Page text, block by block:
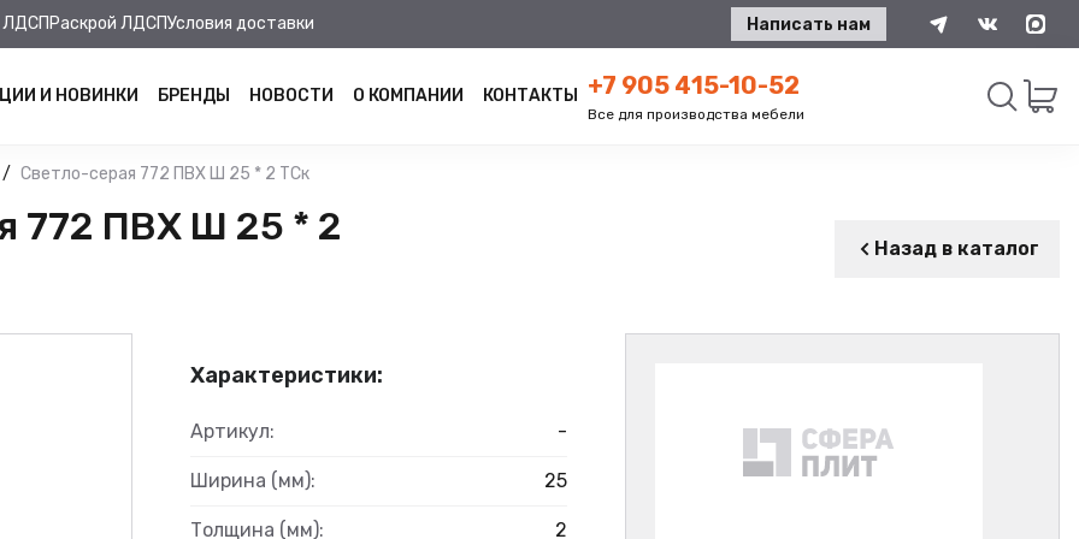
ЛДСП Раскрой ЛДСПУсловия доставки Написать нам
И НОВИНКИ БРЕНДЫ НОВОСТИ О КОМПАНИИ КОНТАКТЫ +7 905 415-10-52
Все для производства мебели
Светло-серая 772 ПВХ Ш 25 * 2 ТСк
772 ПВХ Ш 25 * 2
Назад в каталог
Характеристики:
Артикул: -
Ширина (мм): 25
Толщина (мм): 2